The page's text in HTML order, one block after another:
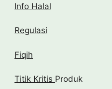
Info Halal
Regulasi
Fiqih
Titik Kritis Produk